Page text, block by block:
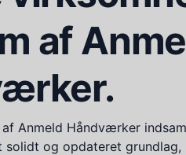
af
Anmeld Håndværker
solidt og opdateret